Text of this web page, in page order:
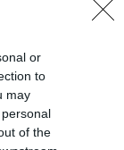
or
to
may
of the